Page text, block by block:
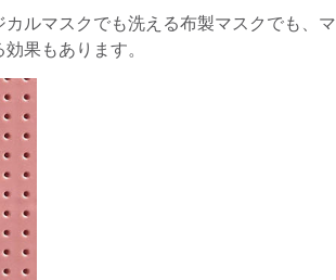
ルマスクでも洗える布製マスクでも、マ
果もあります。